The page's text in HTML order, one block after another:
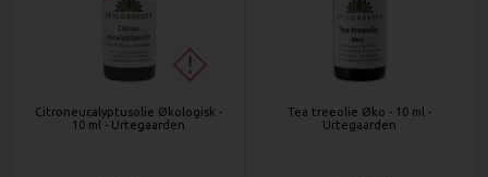
Citroneucalyptusolie Økologisk -
10 ml - Urtegaarden
Tea treeolie Øko - 10 ml -
Urtegaarden